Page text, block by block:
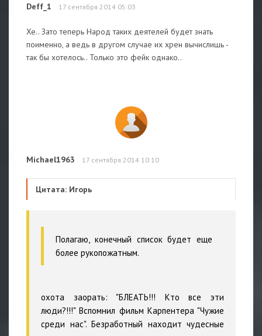
Deff_1 17 сентября 2014 05:03
Хе.. Зато теперь Народ таких деятелей будет знать
поименно, а ведь в другом случае их хрен вычислишь -
так бы хотелось.. Только это фейк однако..
Michael1963 17 сентября 2014 10:10
Цитата: Игорь
Полагаю, конечный список будет еще
более рукопожатным.
охота заорать: "БЛЕАТЬ!!! Кто все эти
люди?!!!" Вспомнил фильм Карпентера "Чужие
среди нас". Безработный находит чудесные